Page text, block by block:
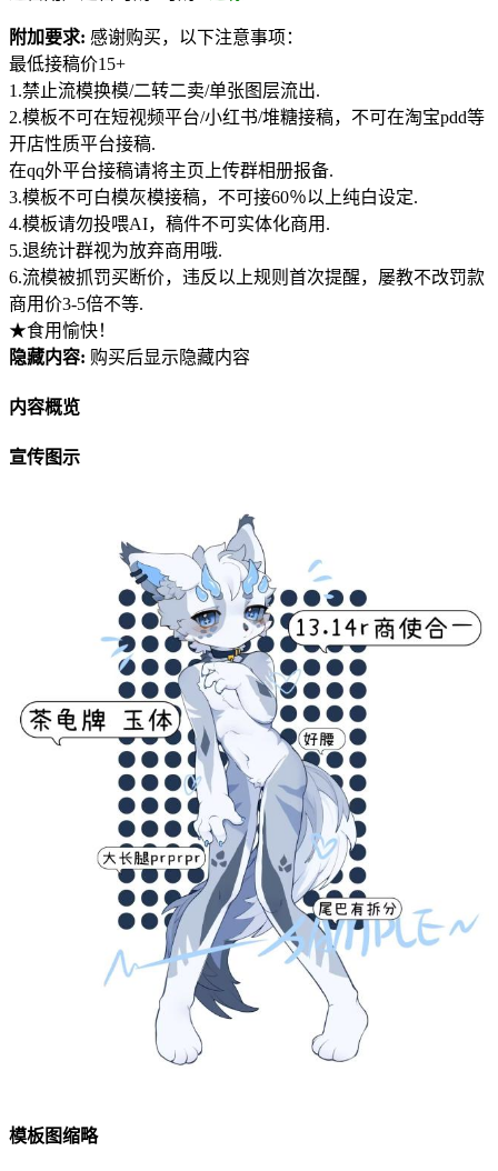
附加要求: 感谢购买，以下注意事项：
最低接稿价15+
1.禁止流模换模/二转二卖/单张图层流出.
2.模板不可在短视频平台/小红书/堆糖接稿，不可在淘宝pdd等
开店性质平台接稿.
在qq外平台接稿请将主页上传群相册报备.
3.模板不可白模灰模接稿，不可接60％以上纯白设定.
4.模板请勿投喂AI，稿件不可实体化商用.
5.退统计群视为放弃商用哦.
6.流模被抓罚买断价，违反以上规则首次提醒，屡教不改罚款
商用价3-5倍不等.
★食用愉快！
隐藏内容: 购买后显示隐藏内容
内容概览
宣传图示
模板图缩略